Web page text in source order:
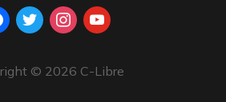
twitterinstagram
youtube
© 2026 C-Libre